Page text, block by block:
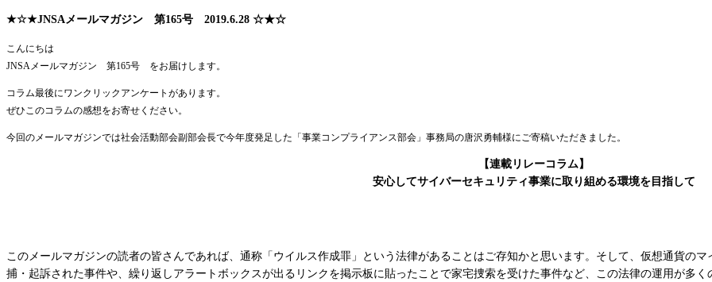
★☆★JNSAメールマガジン 第165号 2019.6.28 ☆★☆
こんにちは
JNSAメールマガジン 第165号 をお届けします。
コラム最後にワンクリックアンケートがあります。
ぜひこのコラムの感想をお寄せください。
今回のメールマガジンでは社会活動部会副部会長で今年度発足した「事業コンプライアンス部会」事務局の唐沢勇輔様にご寄稿いただきました。
【連載リレーコラム】
安心してサイバーセキュリティ事業に取り組める環境を目指して
このメールマガジンの読者の皆さんであれば、通称「ウイルス作成罪」という法律があることはご存知かと思います。そして、仮想通貨の
捕・起訴された事件や、繰り返しアラートボックスが出るリンクを掲示板に貼ったことで家宅捜索を受けた事件など、この法律の運用が多